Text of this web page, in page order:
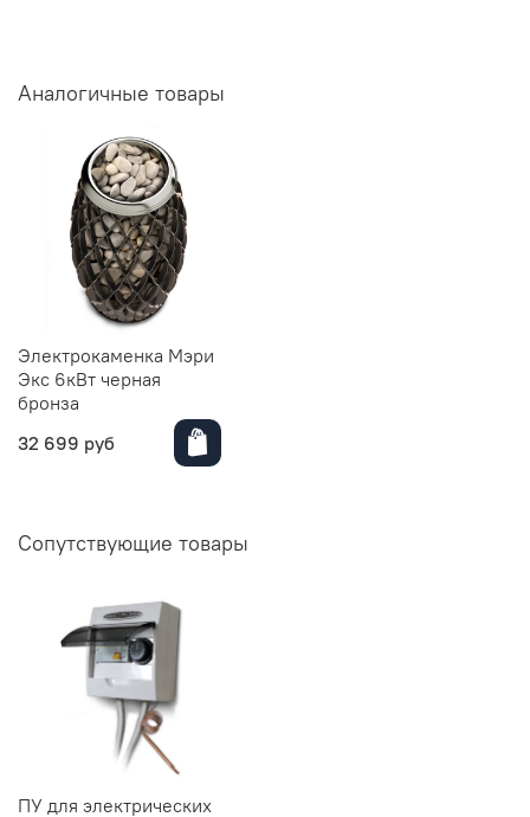
Аналогичные товары
Электрокаменка Мэри
Экс 6кВт черная
бронза
32 699 руб
Сопутствующие товары
ПУ для электрических